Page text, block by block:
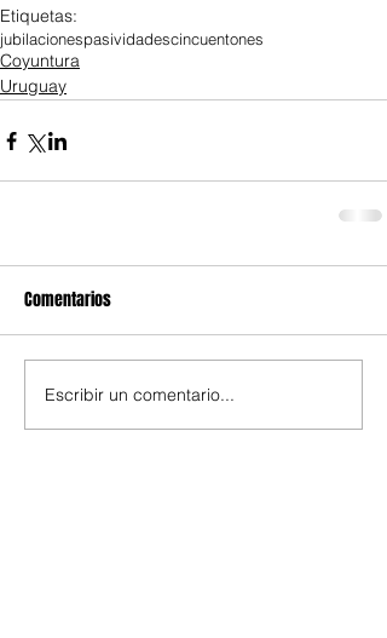
Etiquetas:
jubilacionespasividadescincuentones
Coyuntura
Uruguay
Comentarios
Escribir un comentario...